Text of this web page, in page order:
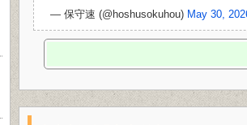
— 保守速 (@hoshusokuhou) May 30,